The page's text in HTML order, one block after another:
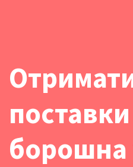
борошна